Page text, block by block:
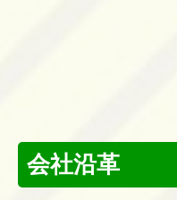
会社沿革